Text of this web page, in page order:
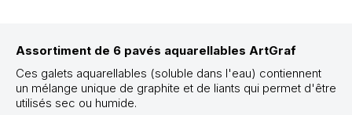
Assortiment de 6 pavés aquarellables ArtGraf
Ces galets aquarellables (soluble dans l'eau) contiennent
un mélange unique de graphite et de liants qui permet d'être
utilisés sec ou humide.